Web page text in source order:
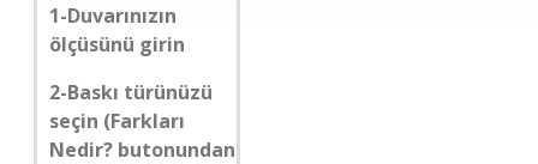
1-Duvarınızın
ölçüsünü girin
2-Baskı türünüzü
seçin (Farkları
Nedir? butonundan